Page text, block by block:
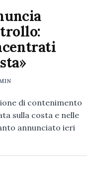
di contenimento
sulla costa e nelle
annunciato ieri